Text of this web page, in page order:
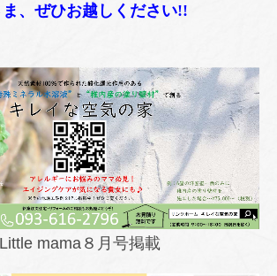
ま、ぜひお越しください!!
Little mama８月号掲載